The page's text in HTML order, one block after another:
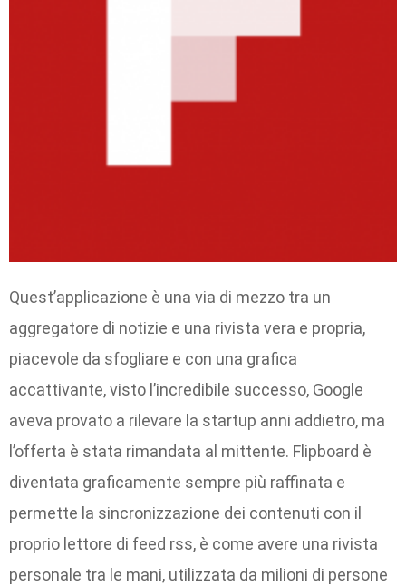
Quest’applicazione è una via di mezzo tra un
aggregatore di notizie e una rivista vera e propria,
piacevole da sfogliare e con una grafica
accattivante, visto l’incredibile successo, Google
aveva provato a rilevare la startup anni addietro, ma
l’offerta è stata rimandata al mittente. Flipboard è
diventata graficamente sempre più raffinata e
permette la sincronizzazione dei contenuti con il
proprio lettore di feed rss, è come avere una rivista
personale tra le mani, utilizzata da milioni di persone